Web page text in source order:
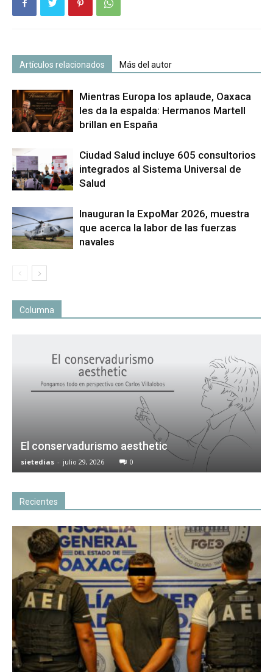
Artículos relacionados Más del autor
Mientras Europa los aplaude, Oaxaca
les da la espalda: Hermanos Martell
brillan en España
Ciudad Salud incluye 605 consultorios
integrados al Sistema Universal de
Salud
Inauguran la ExpoMar 2026, muestra
que acerca la labor de las fuerzas
navales
Columna
El conservadurismo aesthetic
sietedias - julio 29, 2026 0
Recientes